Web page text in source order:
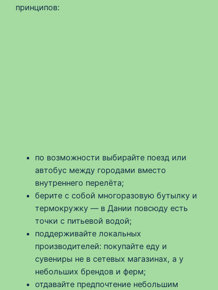
принципов:
по возможности выбирайте поезд или
автобус между городами вместо
внутреннего перелёта;
берите с собой многоразовую бутылку и
термокружку — в Дании повсюду есть
точки с питьевой водой;
поддерживайте локальных
производителей: покупайте еду и
сувениры не в сетевых магазинах, а у
небольших брендов и ферм;
отдавайте предпочтение небольшим